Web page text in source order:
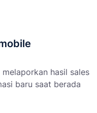
hasil sales
baru saat berada